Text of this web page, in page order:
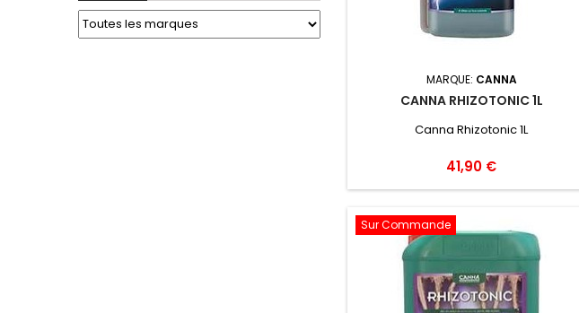
MARQUE: CANNA
CANNA RHIZOTONIC 1L
Canna Rhizotonic 1L
41,90 €
Sur Commande